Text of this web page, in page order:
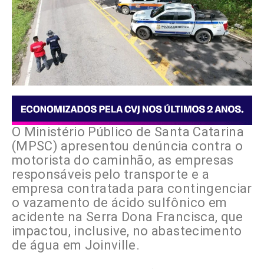
O Ministério Público de Santa Catarina
(MPSC) apresentou denúncia contra o
motorista do caminhão, as empresas
responsáveis pelo transporte e a
empresa contratada para contingenciar
o vazamento de ácido sulfônico em
acidente na Serra Dona Francisca, que
impactou, inclusive, no abastecimento
de água em Joinville.